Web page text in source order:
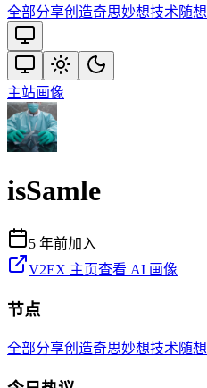
全部分享创造奇思妙想技术随想
主站画像
isSamle
5 年前加入
V2EX 主页查看 AI 画像
节点
全部分享创造奇思妙想技术随想